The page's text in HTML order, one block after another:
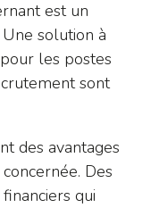
est un
solution à
les postes
sont
des avantages
Des
qui